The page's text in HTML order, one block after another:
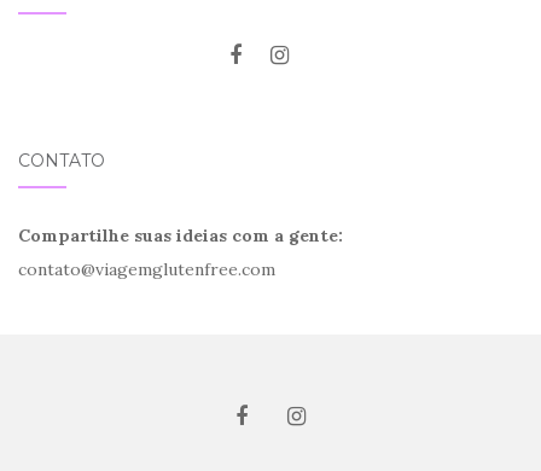
CONTATO
Compartilhe suas ideias com a gente:
contato@viagemglutenfree.com